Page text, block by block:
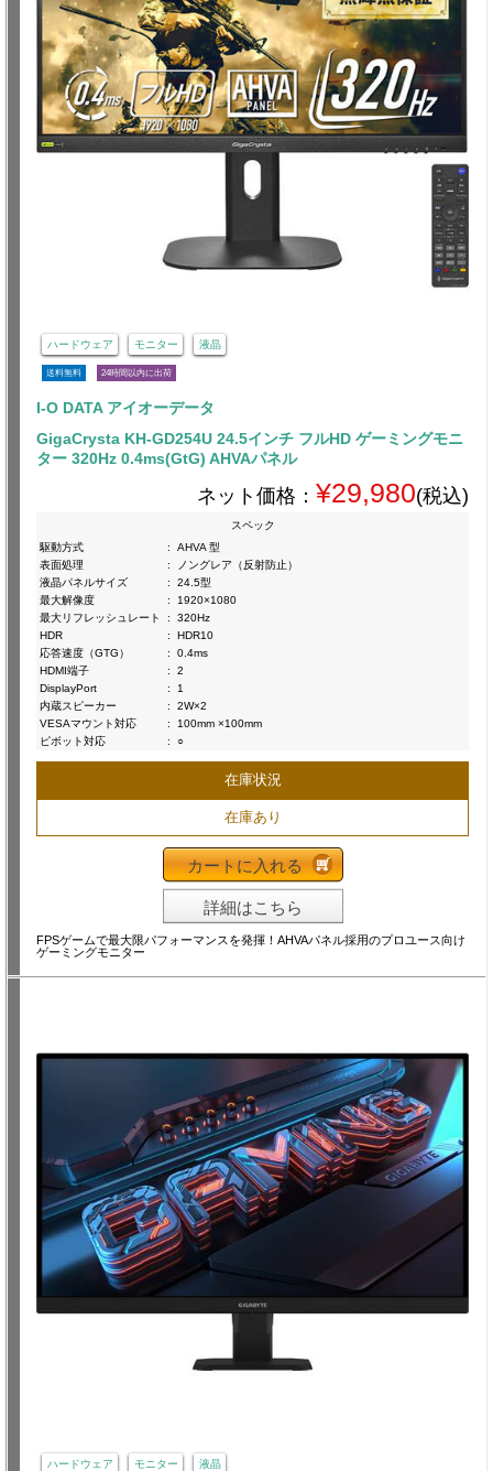
ハードウェア モニター 液晶
送料無料 24時間以内に出荷
I-O DATA アイオーデータ
GigaCrysta KH-GD254U 24.5インチ フルHD ゲーミングモニ
ター 320Hz 0.4ms(GtG) AHVAパネル
ネット価格： ¥29,980(税込)
スペック
駆動方式
:
AHVA 型
表面処理
:
ノングレア（反射防止）
液晶パネルサイズ
:
24.5型
最大解像度
:
1920×1080
最大リフレッシュレート
:
320Hz
HDR
:
HDR10
応答速度（GTG）
:
0.4ms
HDMI端子
:
2
DisplayPort
:
1
内蔵スピーカー
:
2W×2
VESAマウント対応
:
100mm ×100mm
ピボット対応
: ○
在庫状況
在庫あり
カートに入れる
詳細はこちら
FPSゲームで最大限パフォーマンスを発揮！AHVAパネル採用のプロユース向け
ゲーミングモニター
ハードウェア モニター 液晶